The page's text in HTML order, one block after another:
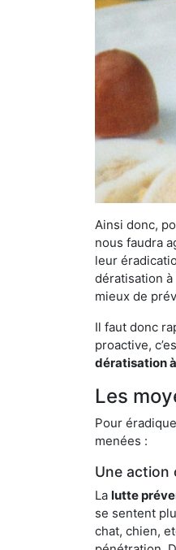
Ainsi donc,
nous faudra
leur
dératisation
mieux de
Il faut donc
proactive,
dératisation
Les
Pour
menées :
Une action
La lutte
se sentent
chat, chien,